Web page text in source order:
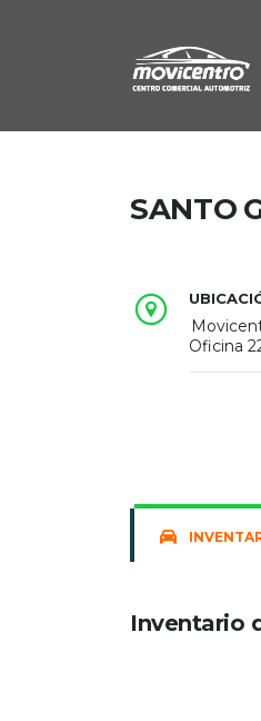
SANTO
Oficina
Inventario